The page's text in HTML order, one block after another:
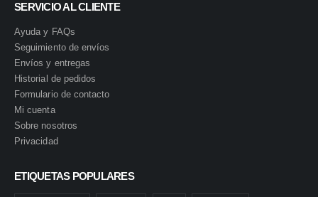
SERVICIO AL CLIENTE
Ayuda y FAQs
Seguimiento de envíos
Envíos y entregas
Historial de pedidos
Formulario de contacto
Mi cuenta
Sobre nosotros
Privacidad
ETIQUETAS POPULARES